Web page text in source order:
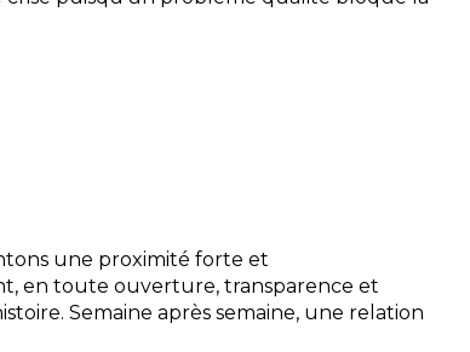
une proximité forte et
en toute ouverture, transparence et
Semaine après semaine, une relation